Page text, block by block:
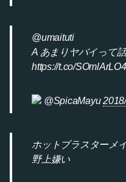
@umaituti
A あまりヤバイって
https://t.co/
@SpicaMayu
ホットブラスターメ
野上嫌い